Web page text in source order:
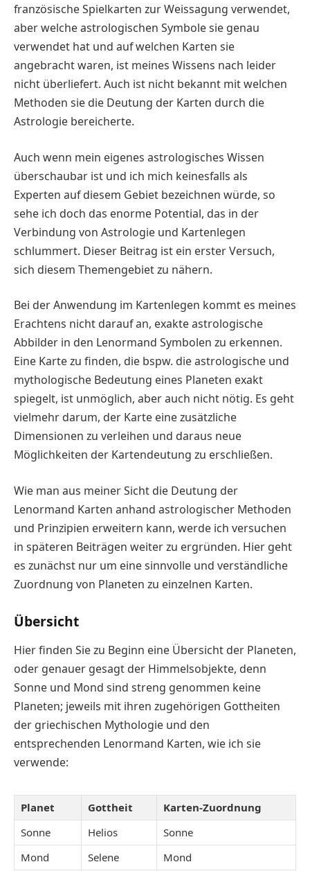
französische Spielkarten zur Weissagung verwendet,
aber welche astrologischen Symbole sie genau
verwendet hat und auf welchen Karten sie
angebracht waren, ist meines Wissens nach leider
nicht überliefert. Auch ist nicht bekannt mit welchen
Methoden sie die Deutung der Karten durch die
Astrologie bereicherte.
Auch wenn mein eigenes astrologisches Wissen
überschaubar ist und ich mich keinesfalls als
Experten auf diesem Gebiet bezeichnen würde, so
sehe ich doch das enorme Potential, das in der
Verbindung von Astrologie und Kartenlegen
schlummert. Dieser Beitrag ist ein erster Versuch,
sich diesem Themengebiet zu nähern.
Bei der Anwendung im Kartenlegen kommt es meines
Erachtens nicht darauf an, exakte astrologische
Abbilder in den Lenormand Symbolen zu erkennen.
Eine Karte zu finden, die bspw. die astrologische und
mythologische Bedeutung eines Planeten exakt
spiegelt, ist unmöglich, aber auch nicht nötig. Es geht
vielmehr darum, der Karte eine zusätzliche
Dimensionen zu verleihen und daraus neue
Möglichkeiten der Kartendeutung zu erschließen.
Wie man aus meiner Sicht die Deutung der
Lenormand Karten anhand astrologischer Methoden
und Prinzipien erweitern kann, werde ich versuchen
in späteren Beiträgen weiter zu ergründen. Hier geht
es zunächst nur um eine sinnvolle und verständliche
Zuordnung von Planeten zu einzelnen Karten.
Übersicht
Hier finden Sie zu Beginn eine Übersicht der Planeten,
oder genauer gesagt der Himmelsobjekte, denn
Sonne und Mond sind streng genommen keine
Planeten; jeweils mit ihren zugehörigen Gottheiten
der griechischen Mythologie und den
entsprechenden Lenormand Karten, wie ich sie
verwende:
Planet Gottheit
Karten-Zuordnung
Sonne
Helios
Sonne
Mond
Selene
Mond